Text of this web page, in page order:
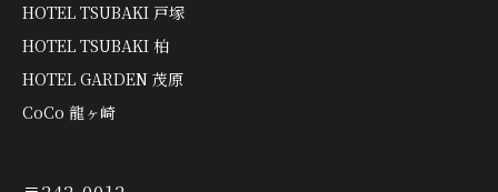
HOTEL TSUBAKI 戸塚
HOTEL TSUBAKI 柏
HOTEL GARDEN 茂原
CoCo 龍ヶ崎